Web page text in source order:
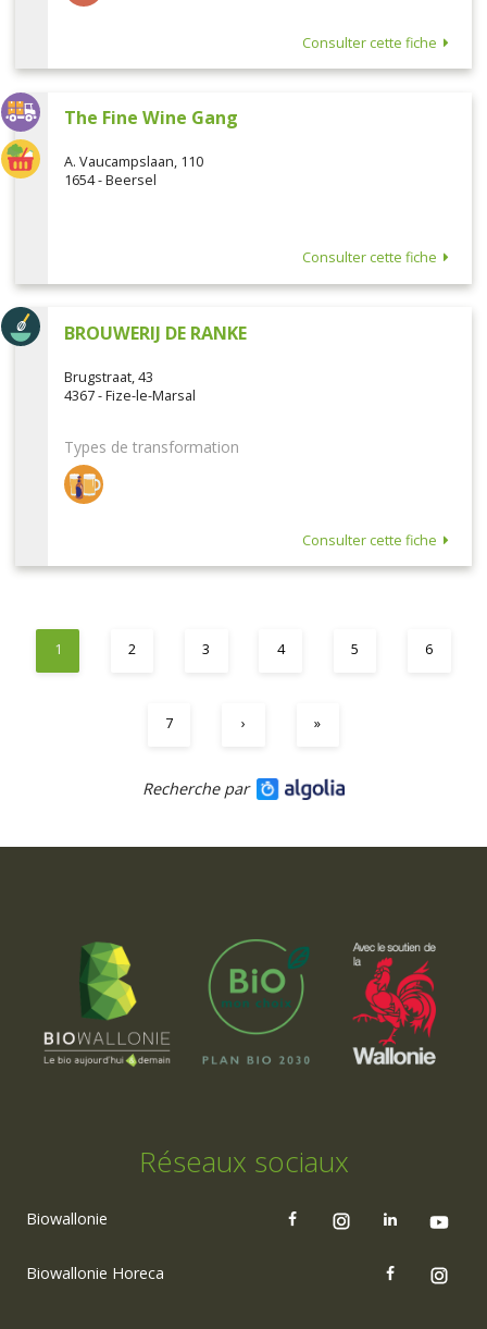
Consulter cette fiche
The Fine Wine Gang
A. Vaucampslaan, 110
1654 - Beersel
Consulter cette fiche
BROUWERIJ DE RANKE
Brugstraat, 43
4367 - Fize-le-Marsal
Types de transformation
Consulter cette fiche
1 2 3 4 5 6
7 › »
Recherche par
Réseaux sociaux
Biowallonie
Biowallonie Horeca